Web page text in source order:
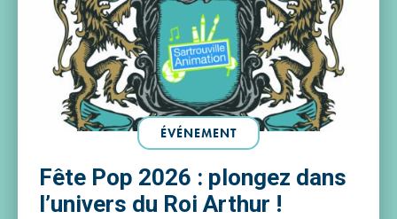
ÉVÉNEMENT
Fête Pop 2026 : plongez dans
l’univers du Roi Arthur !